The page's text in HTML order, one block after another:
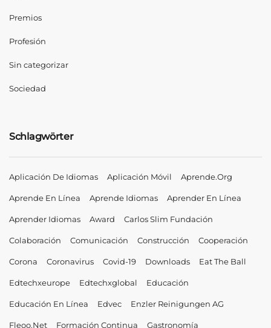
Premios
Profesión
Sin categorizar
Sociedad
Schlagwörter
Aplicación De Idiomas Aplicación Móvil Aprende.org
Aprende En Línea Aprende Idiomas Aprender En Línea
Aprender Idiomas Award Carlos Slim Fundación
Colaboración Comunicación Construcción Cooperación
Corona Coronavirus Covid-19 Downloads Eat The Ball
Edtechxeurope Edtechxglobal Educación
Educación En Línea Edvec Enzler Reinigungen AG
Fleoo.net Formación Continua Gastronomía